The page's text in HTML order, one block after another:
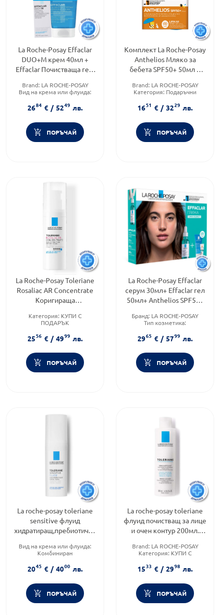
La Roche-Posay Effaclar
DUO+M крем 40мл +
Effaclar Почистваща гел-
625131
Brand: LA ROCHE-POSAY
Вид на крема или флуида:
Категория:КУПИ С
ПОДАРЪК
2684 € / 5249 лв.
ПОРЪЧАЙ
Комплект La Roche-Posay
Anthelios Мляко за
бебета SPF50+ 50мл +
Syndet AP+100мл
Brand: LA ROCHE-POSAY
Категория: Подаръчни
Форма на продукта:
комплект
1651 € / 3229 лв.
ПОРЪЧАЙ
La Roche-Posay Toleriane
Rosaliac AR Concentrate
Коригираща
807043
Категория: КУПИ С
ПОДАРЪК
Тип козметика:
Дермокозметика
2556 € / 4999 лв.
ПОРЪЧАЙ
La Roche-Posay Effaclar
серум 30мл+ Effaclar гел
50мл+ Anthelios SPF50+
Комлект
Бранд: LA ROCHE-POSAY
Тип козметика:
Форма на продукта:
комплект
2965 € / 5799 лв.
ПОРЪЧАЙ
La roche-posay toleriane
sensitive флуид
хидратиращ,пребиотичен
Вид на крема или флуида:
Комбиниран
TOLERIANE
Функционалност:
2045 € / 4000 лв.
ПОРЪЧАЙ
La roche-posay toleriane
флуид почистващ за лице
и очен контур 200мл.
Brand: LA ROCHE-POSAY
Категория: КУПИ С
Форма на продукта:флуид
1533 € / 2998 лв.
ПОРЪЧАЙ